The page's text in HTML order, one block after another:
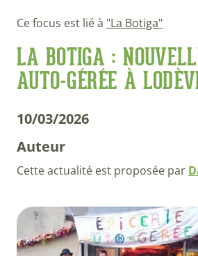
Ce focus est lié à "La Botiga"
LA BOTIGA :
AUTO-GÉRÉE À
10/03/2026
Auteur
Cette actualité est proposée par